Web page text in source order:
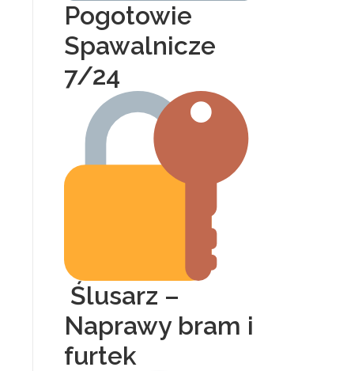
Pogotowie
Spawalnicze
7/24
Ślusarz –
Naprawy bram i
furtek